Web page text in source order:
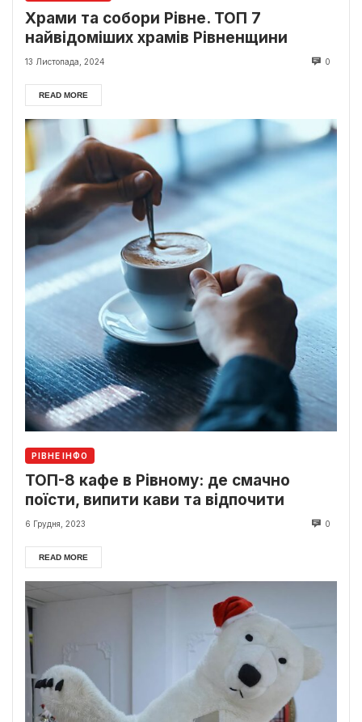
Храми та собори Рівне. ТОП 7
найвідоміших храмів Рівненщини
13 Листопада, 2024 0
READ MORE
РІВНЕ ІНФО
ТОП-8 кафе в Рівному: де смачно
поїсти, випити кави та відпочити
6 Грудня, 2023 0
READ MORE